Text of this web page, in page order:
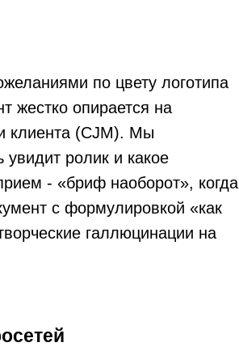
по цвету логотипа
жестко опирается на
клиента (CJM). Мы
ролик и какое
- «бриф наоборот», когда
с формулировкой «как
галлюцинации на